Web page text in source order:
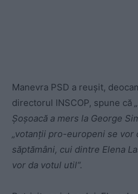
Manevra PSD a reușit,
directorul INSCOP, spune că
Șoșoacă a mers la George
„votanții pro-europeni se
săptămâni, cui dintre Elena
vor da votul util“.